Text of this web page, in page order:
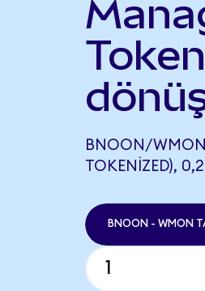
BNOON/
TOKENIZED),
BNOON - WMON